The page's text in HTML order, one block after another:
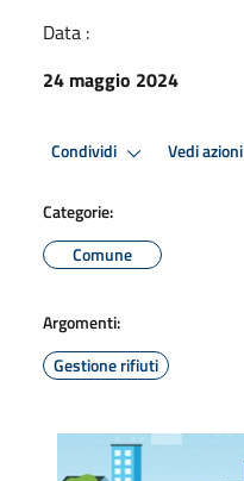
Data :
24 maggio 2024
Condividi Vedi azioni
Categorie:
Comune
Argomenti:
Gestione rifiuti